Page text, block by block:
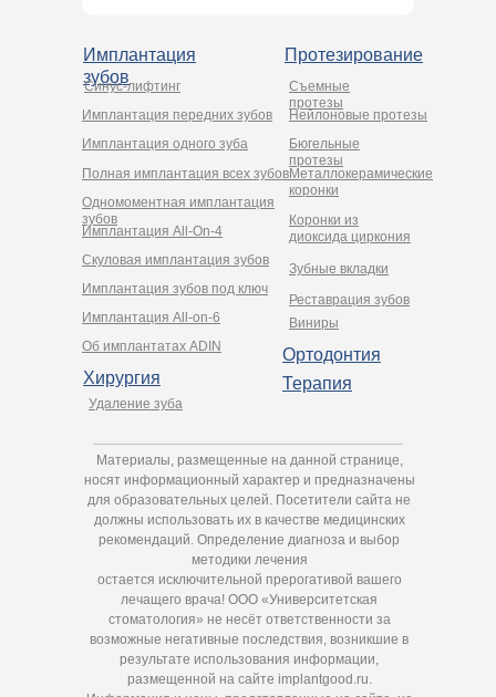
Хирургия
Имплантация All-on-6
Удаление зуба
Имплантация зубов под ключ
Cкуловая имплантация зубов
Имплантация All-On-4
Ортодонтия
Терапия
Имплантация
зубов
Одномоментная имплантация
зубов
Полная имплантация всех зубов
Имплантация одного зуба
Имплантация передних зубов
Об имплантатах ADIN
Синус-лифтинг
Нейлоновые протезы
Бюгельные
протезы
Металлокерамические
коронки
Коронки из
диоксида циркония
Зубные вкладки
Реставрация зубов
Виниры
Протезирование
Съемные
протезы
Материалы, размещенные на данной странице,
носят информационный характер и предназначены
для образовательных целей. Посетители сайта не
должны использовать их в качестве медицинских
рекомендаций. Определение диагноза и выбор
методики лечения
остается исключительной прерогативой вашего
лечащего врача! ООО «Университетская
стоматология» не несёт ответственности за
возможные негативные последствия, возникшие в
результате использования информации,
размещенной на сайте implantgood.ru.